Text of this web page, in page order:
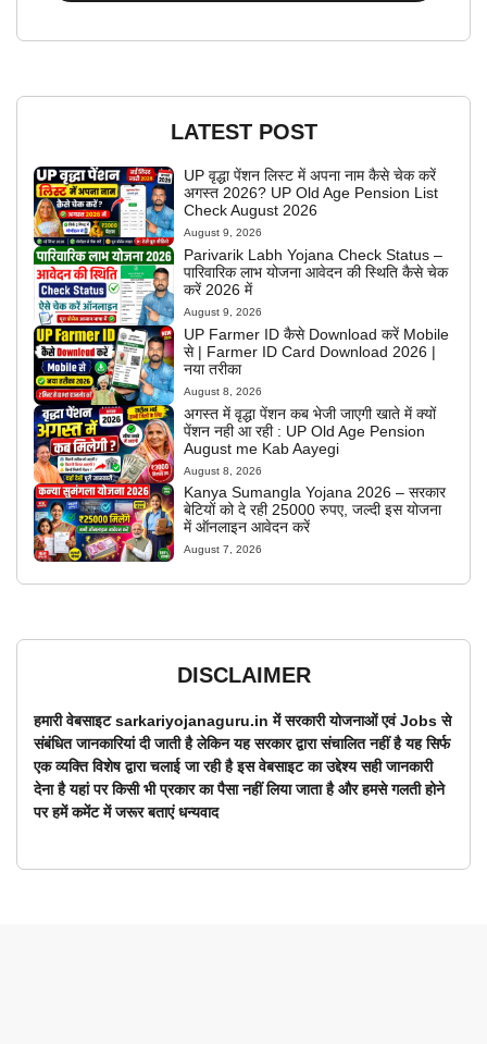
LATEST POST
UP वृद्धा पेंशन लिस्ट में अपना नाम कैसे चेक करें
अगस्त 2026? UP Old Age Pension List
Check August 2026
August 9, 2026
Parivarik Labh Yojana Check Status –
पारिवारिक लाभ योजना आवेदन की स्थिति कैसे चेक
करें 2026 में
August 9, 2026
UP Farmer ID कैसे Download करें Mobile
से | Farmer ID Card Download 2026 |
नया तरीका
August 8, 2026
अगस्त में वृद्धा पेंशन कब भेजी जाएगी खाते में क्यों
पेंशन नही आ रही : UP Old Age Pension
August me Kab Aayegi
August 8, 2026
Kanya Sumangla Yojana 2026 – सरकार
बेटियों को दे रही 25000 रुपए, जल्दी इस योजना
में ऑनलाइन आवेदन करें
August 7, 2026
DISCLAIMER
हमारी वेबसाइट sarkariyojanaguru.in में सरकारी योजनाओं एवं Jobs से
संबंधित जानकारियां दी जाती है लेकिन यह सरकार द्वारा संचालित नहीं है यह सिर्फ
एक व्यक्ति विशेष द्वारा चलाई जा रही है इस वेबसाइट का उद्देश्य सही जानकारी
देना है यहां पर किसी भी प्रकार का पैसा नहीं लिया जाता है और हमसे गलती होने
पर हमें कमेंट में जरूर बताएं धन्यवाद